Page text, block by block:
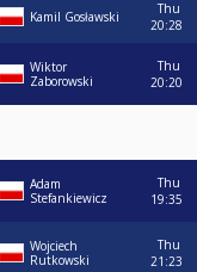
Kamil Gosławski
Thu
20:28
Wiktor
Zaborowski
Thu
20:20
Adam
Stefankiewicz
Thu
19:35
Wojciech
Rutkowski
Thu
21:23